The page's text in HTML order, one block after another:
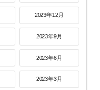
2023年12月
2023年9月
2023年6月
2023年3月